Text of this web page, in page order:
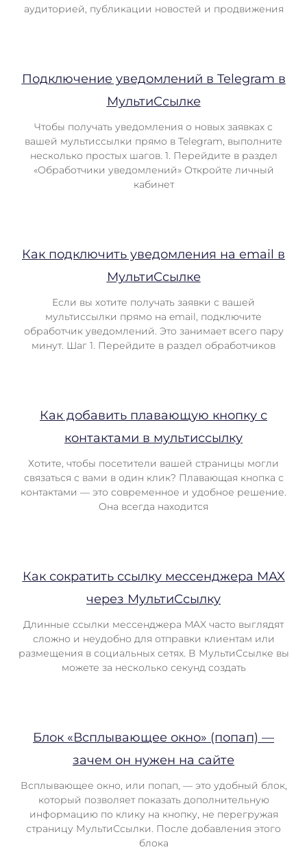
аудиторией, публикации новостей и продвижения
Подключение уведомлений в Telegram в
МультиСсылке
Чтобы получать уведомления о новых заявках с
вашей мультиссылки прямо в Telegram, выполните
несколько простых шагов. 1. Перейдите в раздел
«Обработчики уведомлений» Откройте личный
кабинет
Как подключить уведомления на email в
МультиСсылке
Если вы хотите получать заявки с вашей
мультиссылки прямо на email, подключите
обработчик уведомлений. Это занимает всего пару
минут. Шаг 1. Перейдите в раздел обработчиков
Как добавить плавающую кнопку с
контактами в мультиссылку
Хотите, чтобы посетители вашей страницы могли
связаться с вами в один клик? Плавающая кнопка с
контактами — это современное и удобное решение.
Она всегда находится
Как сократить ссылку мессенджера MAX
через МультиСсылку
Длинные ссылки мессенджера MAX часто выглядят
сложно и неудобно для отправки клиентам или
размещения в социальных сетях. В МультиСсылке вы
можете за несколько секунд создать
Блок «Всплывающее окно» (попап) —
зачем он нужен на сайте
Всплывающее окно, или попап, — это удобный блок,
который позволяет показать дополнительную
информацию по клику на кнопку, не перегружая
страницу МультиСсылки. После добавления этого
блока